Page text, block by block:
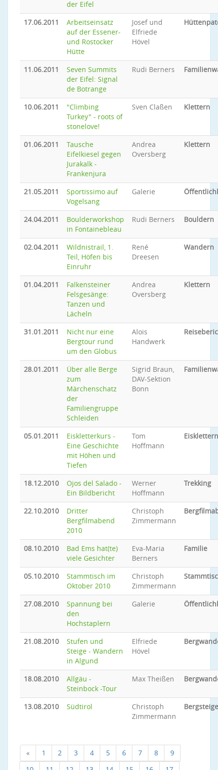
der Eifel
17.06.2011
Arbeitseinsatz
auf der Essener-
und Rostocker
Hütte
Josef und
Elfriede
Hövel
11.06.2011
Seven Summits
der Eifel: Signal
de Botrange
Rudi Berners
10.06.2011
"Climbing
Turkey" - roots of
stonelove!
Sven Claßen Klettern
01.06.2011
Tausche
Eifelkiesel gegen
Jurakalk -
Frankenjura
Andrea
Oversberg
Klettern
21.05.2011
Sportissimo auf
Vogelsang
Galerie
24.04.2011
Boulderworkshop
in Fontainebleau
Rudi Berners Bouldern
02.04.2011
Wildnistrail, 1.
Teil, Höfen bis
Einruhr
René
Dreesen
Wandern
01.04.2011
Falkensteiner
Felsgesänge:
Tanzen und
Lächeln
Andrea
Oversberg
Klettern
31.01.2011
Nicht nur eine
Bergtour rund
um den Globus
Alois
Handwerk
28.01.2011
Über alle Berge
zum
Märchenschatz
der
Familiengruppe
Schleiden
Sigrid Braun,
DAV-Sektion
Bonn
05.01.2011
Eiskletterkurs -
Eine Geschichte
mit Höhen und
Tiefen
Tom
Hoffmann
Eisklettern
18.12.2010
Ojos del Salado -
Ein Bildbericht
Werner
Hoffmann
Trekking
22.10.2010
Dritter
Bergfilmabend
2010
Christoph
Zimmermann
08.10.2010
Bad Ems hat(te)
viele Gesichter
Eva-Maria
Berners
Familie
05.10.2010
Stammtisch im
Oktober 2010
Christoph
Zimmermann
27.08.2010
Spannung bei
den
Hochstaplern
Galerie
21.08.2010
Stufen und
Steige - Wandern
in Algund
Elfriede
Hövel
18.08.2010
Allgäu -
Steinbock -Tour
Max Theißen
13.08.2010 Südtirol
Christoph
Zimmermann
« 1 2 3 4 5 6 7 8
9